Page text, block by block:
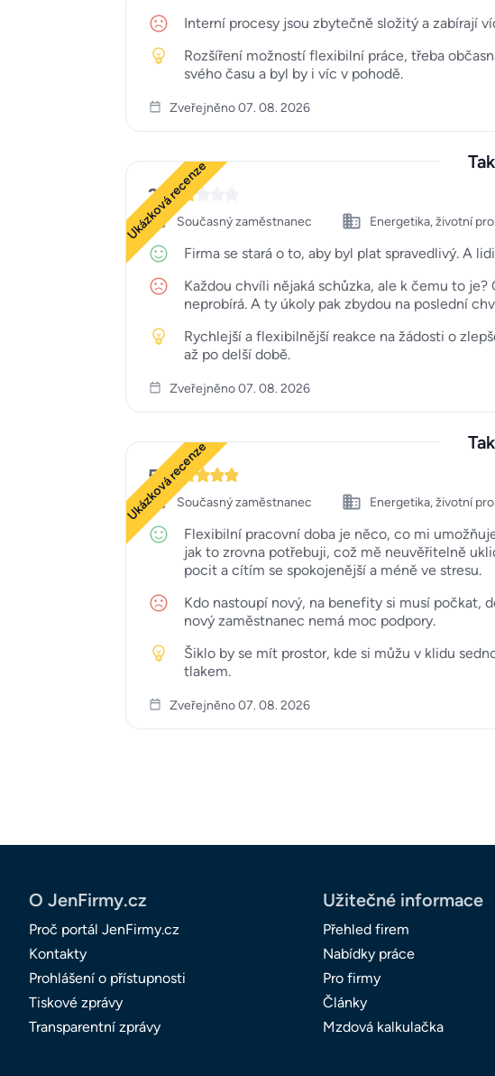
Interní procesy jsou zbytečně složitý a zabírají
Rozšíření možností flexibilní práce, třeba
svého času a byl by i víc v pohodě.
Zveřejněno 07. 08. 2026
Ukázková recenze
2
Současný zaměstnanec Energetika, životní
Firma se stará o to, aby byl plat spravedlivý. A
Každou chvíli nějaká schůzka, ale k čemu to
neprobírá. A ty úkoly pak zbydou na poslední
Rychlejší a flexibilnější reakce na žádosti o
až po delší době.
Zveřejněno 07. 08. 2026
Ukázková recenze
5
Současný zaměstnanec Energetika, životní
Flexibilní pracovní doba je něco, co mi
jak to zrovna potřebuji, což mě neuvěřitelně
pocit a cítím se spokojenější a méně ve stresu.
Kdo nastoupí nový, na benefity si musí počkat,
nový zaměstnanec nemá moc podpory.
Šiklo by se mít prostor, kde si můžu v klidu
tlakem.
Zveřejněno 07. 08. 2026
O JenFirmy.cz
Proč portál JenFirmy.cz
Kontakty
Prohlášení o přístupnosti
Tiskové zprávy
Transparentní zprávy
Užitečné informace
Přehled firem
Nabídky práce
Pro firmy
Články
Mzdová kalkulačka